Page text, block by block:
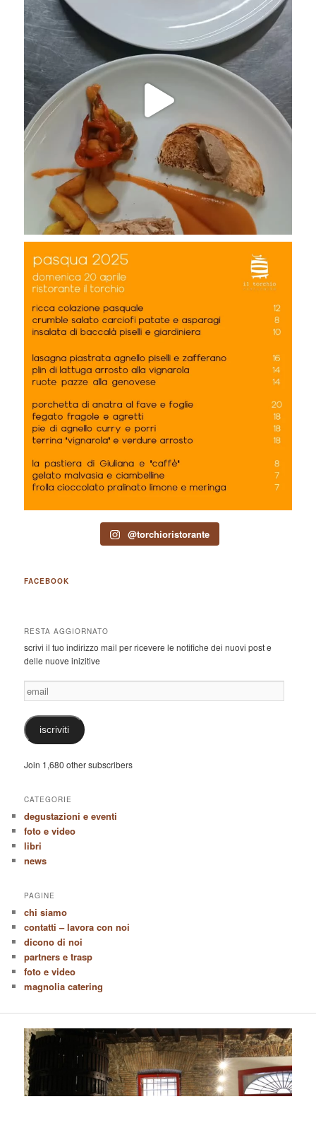
@torchioristorante
FACEBOOK
RESTA AGGIORNATO
scrivi il tuo indirizzo mail per ricevere le notifiche dei nuovi post e
delle nuove inizitive
email
iscriviti
Join 1,680 other subscribers
CATEGORIE
degustazioni e eventi
foto e video
libri
news
PAGINE
chi siamo
contatti – lavora con noi
dicono di noi
partners e trasp
foto e video
magnolia catering